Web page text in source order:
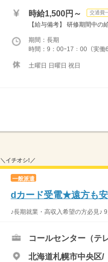
時給1,500円～ 交通費
【給与備考】 研修期間中の
期間：長期
時間：9：00ｰ17：00（実働
土曜日 日曜日 祝日
＼イチオシ!／
一般派遣
dカード受電★遠方も
♪長期就業・高収入希望の方必見♪
コールセンター（テ
北海道札幌市中央区/